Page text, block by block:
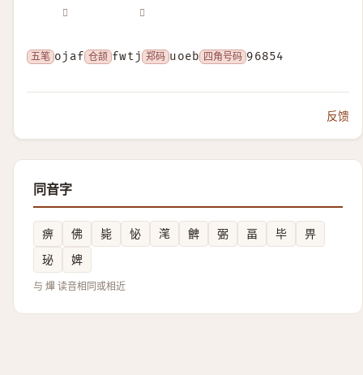
𤇹 𤐙
五笔 ojaf 仓颉 fwtj 郑码 uoeb 四角号码 96854
反馈
同音字
痹 佛 毙 怭 滗 朇 弻 畐 毕
畀
珌
婢
与 熚 读音相同或相近